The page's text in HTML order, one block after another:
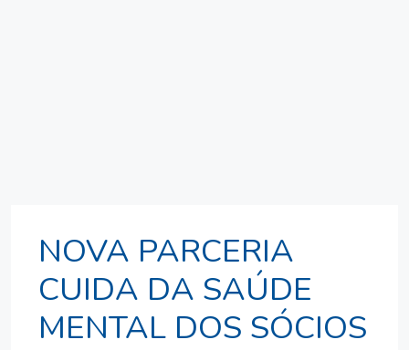
NOVA PARCERIA
CUIDA DA SAÚDE
MENTAL DOS SÓCIOS